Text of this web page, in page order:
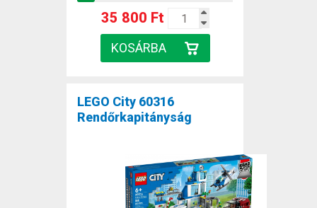
35 800 Ft
LEGO City 60316
Rendőrkapitányság